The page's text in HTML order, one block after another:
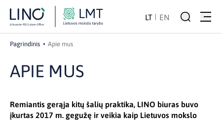
LT EN
Pagrindinis Apie mus
APIE MUS
Remiantis gerąja kitų šalių praktika, LINO biuras buvo
įkurtas 2017 m. gegužę ir veikia kaip Lietuvos mokslo